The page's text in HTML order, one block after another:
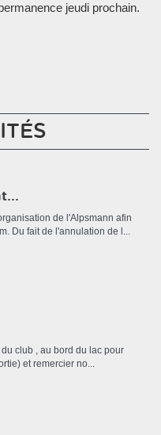
jeudi prochain.
de l'Alpsmann afin
Du fait de l'annulation de l...
club , au bord du lac pour
et remercier no...